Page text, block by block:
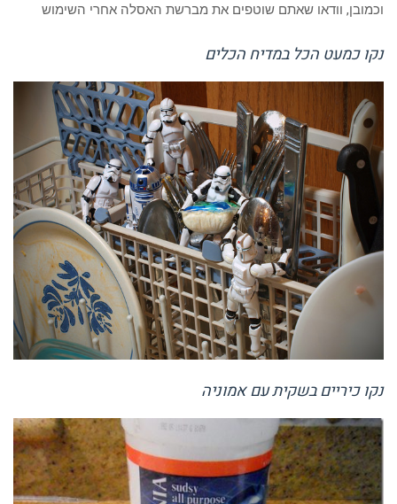
וכמובן, וודאו שאתם שוטפים את מברשת האסלה אחרי השימוש
נקו כמעט הכל במדיח הכלים
נקו כיריים בשקית עם אמוניה